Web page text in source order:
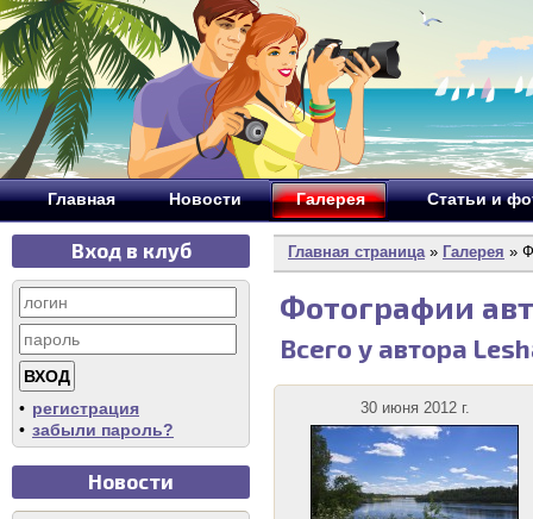
Главная Новости Галерея Статьи и
Вход в клуб
• регистрация
• забыли пароль?
Новости
Главная страница» Галерея »
Фотографии
Всего у автора
30 июня 2012 г.